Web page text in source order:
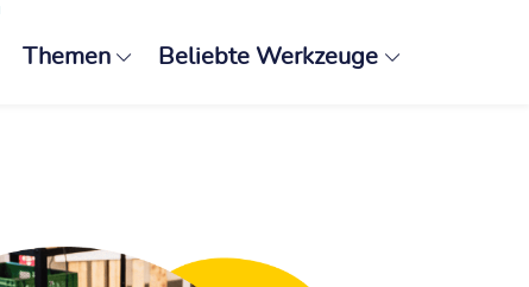
Themen Beliebte Werkzeuge